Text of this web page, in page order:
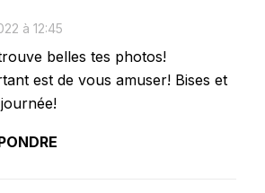
à 12:45
belles tes photos!
est de vous amuser! Bises et